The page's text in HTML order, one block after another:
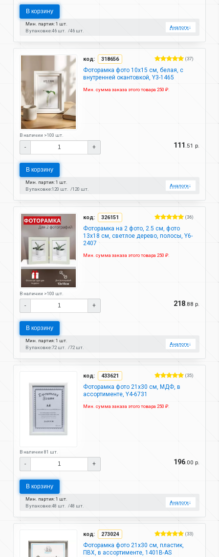
В корзину
Мин. партия: 1 шт.
В упаковке:46 шт. 46 шт.
Аналоги↓
код: 318656 (37)
Фоторамка фото 10х15 см, белая, с
внутренней окантовкой, Y3-1465
Мин. сумма заказа этого товара 250 ₽.
В наличии >100 шт.
- + 111 .51 р.
В корзину
Мин. партия: 1 шт.
В упаковке:120 шт. 120 шт.
Аналоги↓
код: 326151 (36)
Фоторамка на 2 фото, 2.5 см, фото
13х18 см, светлое дерево, полосы, Y6-
2407
Мин. сумма заказа этого товара 250 ₽.
В наличии >100 шт.
- + 218 .88 р.
В корзину
Мин. партия: 1 шт.
В упаковке:72 шт. 72 шт.
Аналоги↓
код: 433621 (35)
Фоторамка фото 21х30 см, МДФ, в
ассортименте, Y4-6731
Мин. сумма заказа этого товара 250 ₽.
В наличии 81 шт.
- + 196 .00 р.
В корзину
Мин. партия: 1 шт.
В упаковке:48 шт. 48 шт.
Аналоги↓
код: 273024 (33)
Фоторамка фото 21х30 см, пластик,
ПВХ, в ассортименте, 1401B-AS